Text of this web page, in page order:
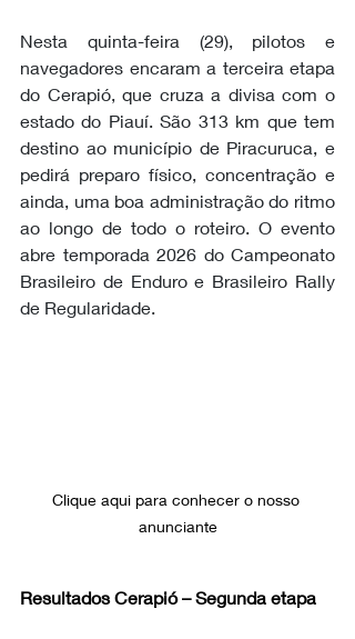
Nesta quinta-feira (29), pilotos e
navegadores encaram a terceira etapa
do Cerapió, que cruza a divisa com o
estado do Piauí. São 313 km que tem
destino ao município de Piracuruca, e
pedirá preparo físico, concentração e
ainda, uma boa administração do ritmo
ao longo de todo o roteiro. O evento
abre temporada 2026 do Campeonato
Brasileiro de Enduro e Brasileiro Rally
de Regularidade.
Clique aqui para conhecer o nosso
anunciante
Resultados Cerapió – Segunda etapa